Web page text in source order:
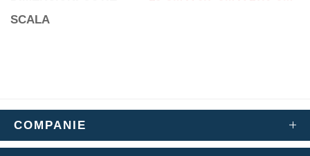
SCALA
COMPANIE